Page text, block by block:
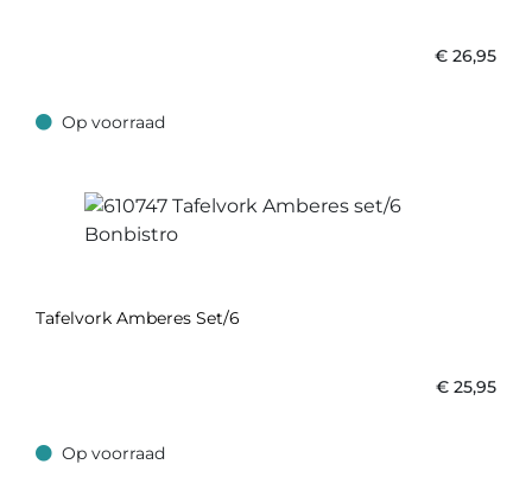
€ 26,95
Op voorraad
Op voorraad
Tafelvork Amberes Set/6
€ 25,95
Op voorraad
Op voorraad